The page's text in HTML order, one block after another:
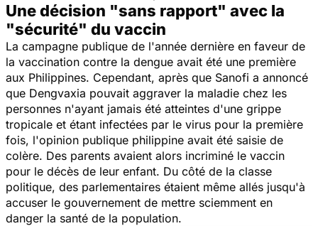
Une décision "sans rapport" avec la
"sécurité" du vaccin
La campagne publique de l'année dernière en faveur de
la vaccination contre la dengue avait été une première
aux Philippines. Cependant, après que Sanofi a annoncé
que Dengvaxia pouvait aggraver la maladie chez les
personnes n'ayant jamais été atteintes d'une grippe
tropicale et étant infectées par le virus pour la première
fois, l'opinion publique philippine avait été saisie de
colère. Des parents avaient alors incriminé le vaccin
pour le décès de leur enfant. Du côté de la classe
politique, des parlementaires étaient même allés jusqu'à
accuser le gouvernement de mettre sciemment en
danger la santé de la population.